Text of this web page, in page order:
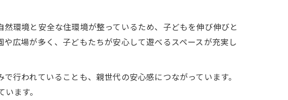
環境と安全な住環境が整っているため、子どもを伸び伸びと
広場が多く、子どもたちが安心して遊べるスペースが充実し
行われていることも、親世代の安心感につながっています。
ます。